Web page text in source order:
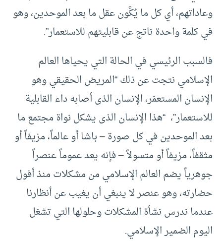
وعاداتهم، أي كل ما يُكَّون عقل ما بعد الموحدين، وهو
في كلمة واحدة ناتج عن قابليتهم للاستعمار”.
فالسبب الرئيسي في الحالة التي يحياها العالم
الإسلامي نتجت عن ذلك “المريض الحقيقي وهو
الإنسان المستعمَر، الإنسان الذى أصابه داء القابلية
للاستعمار”، “هذا الإنسان الذى يشكل نواة مجتمع ما
بعد الموحدين في كل صورة – باشا أو عالماً، مزيفاً أو
مثقفاً، مزيفاً أو متسولاً – فإنه يعد عموماً عنصراً
جوهرياً يضم العالم الإسلامي من مشكلات منذ أفول
حضارته، وهو عنصر لا ينبغي أن يغيب عن أنظارنا
عندما ندرس نشأة المشكلات وحلولها التي تشغل
اليوم الضمير الإسلامي.